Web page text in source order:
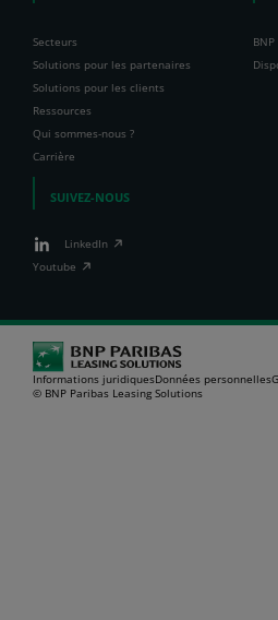
Secteurs
Solutions pour les partenaires
Solutions pour les clients
Ressources
Qui sommes-nous ?
Carrière
SUIVEZ-NOUS
LinkedIn
Youtube
Informations juridiquesDonnées personnelles
© BNP Paribas Leasing Solutions